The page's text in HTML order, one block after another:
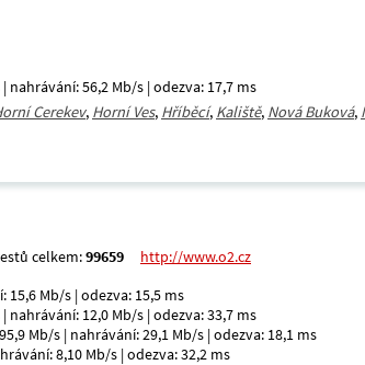
nahrávání: 56,2 Mb/s | odezva: 17,7 ms
Cerekev, Horní Ves, Hříběcí, Kaliště, Nová Buková,
celkem:99659
http://www.o2.cz
15,6 Mb/s | odezva: 15,5 ms
nahrávání: 12,0 Mb/s | odezva: 33,7 ms
Mb/s | nahrávání: 29,1 Mb/s | odezva: 18,1 ms
8,10 Mb/s | odezva: 32,2 ms